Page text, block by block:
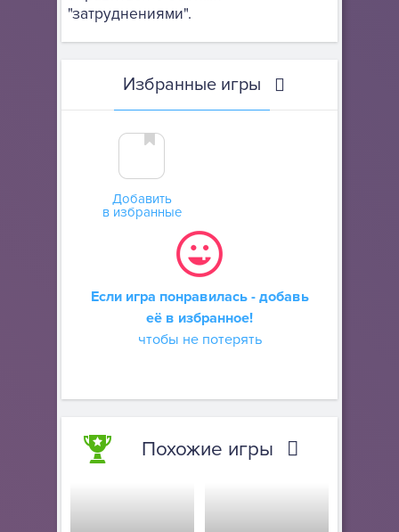
"затруднениями".
Избранные игры
Добавить
в избранные
Если игра понравилась - добавь
её в избранное!
чтобы не потерять
Похожие игры